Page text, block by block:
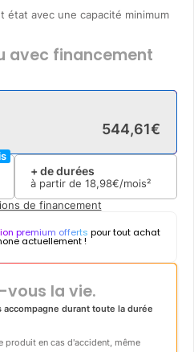
état avec une capacité minimum
avec financement
544,61€
+ de durées
à partir de 18,98€/mois²
de financement
premium offerts pour tout achat
actuellement !
vous la vie.
durant toute la durée
produit en cas d'accident, même